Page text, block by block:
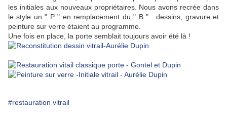
les initiales aux nouveaux propriétaires. Nous avons recrée dans
le style un " P " en remplacement du " B " : dessins, gravure et
peinture sur verre étaient au programme.
Une fois en place, la porte semblait toujours avoir été là !
#restauration vitrail